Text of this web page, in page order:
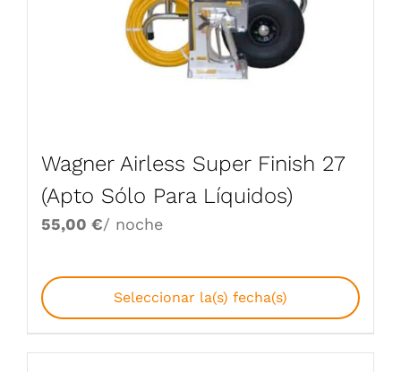
Wagner Airless Super Finish 27
(Apto Sólo Para Líquidos)
55,00 €/ noche
Seleccionar la(s) fecha(s)